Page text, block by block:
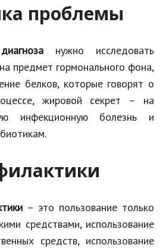
проблемы
нужно исследовать
предмет гормонального фона,
белков, которые говорят о
жировой секрет – на
инфекционную болезнь и
– это пользование только
средствами, использование
средств, использование